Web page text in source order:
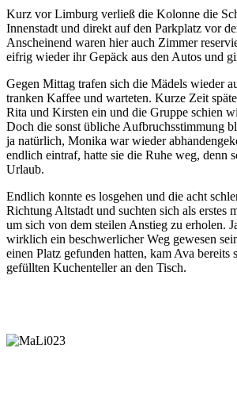
Kurz vor Limburg verließ die Kolonne die
Innenstadt und direkt auf den Parkplatz vor
Anscheinend waren hier auch Zimmer
eifrig wieder ihr Gepäck aus den Autos und
Gegen Mittag trafen sich die Mädels wieder
tranken Kaffee und warteten. Kurze Zeit
Rita und Kirsten ein und die Gruppe schien
Doch die sonst übliche Aufbruchsstimmung
ja natürlich, Monika war wieder
endlich eintraf, hatte sie die Ruhe weg, denn
Urlaub.
Endlich konnte es losgehen und die acht
Richtung Altstadt und suchten sich als erstes
um sich von dem steilen Anstieg zu erholen.
wirklich ein beschwerlicher Weg gewesen
einen Platz gefunden hatten, kam Ava bereits
gefüllten Kuchenteller an den Tisch.